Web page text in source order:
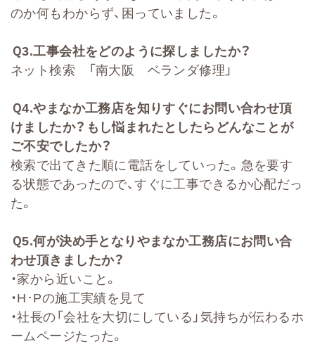
のか何もわからず、困っていました。
Ｑ3.工事会社をどのように探しましたか？
ネット検索 「南大阪 ベランダ修理」
Ｑ4.やまなか工務店を知りすぐにお問い合わせ頂
けましたか？もし悩まれたとしたらどんなことが
ご不安でしたか？
検索で出てきた順に電話をしていった。急を要す
る状態であったので、すぐに工事できるか心配だっ
た。
Ｑ5.何が決め手となりやまなか工務店にお問い合
わせ頂きましたか？
・家から近いこと。
・H･Pの施工実績を見て
・社長の「会社を大切にしている」気持ちが伝わるホ
ームページたった。